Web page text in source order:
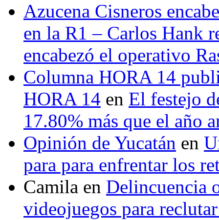
Azucena Cisneros
en la R1 – Carlos Hank
encabezó el operativo
Columna HORA 14
HORA 14 en El festejo
17.80% más que el año
Opinión de Yucatán en
para para enfrentar los
Camila en Delincuencia
videojuegos para